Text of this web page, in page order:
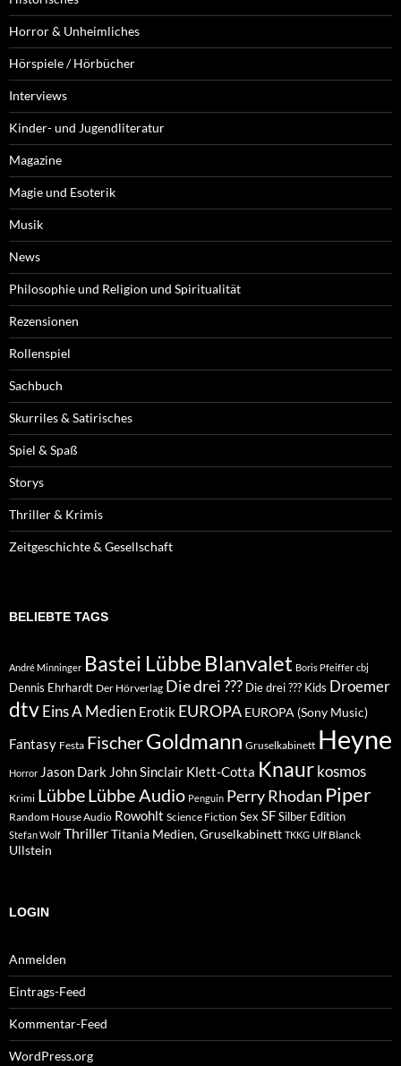
Horror & Unheimliches
Hörspiele / Hörbücher
Interviews
Kinder- und Jugendliteratur
Magazine
Magie und Esoterik
Musik
News
Philosophie und Religion und Spiritualität
Rezensionen
Rollenspiel
Sachbuch
Skurriles & Satirisches
Spiel & Spaß
Storys
Thriller & Krimis
Zeitgeschichte & Gesellschaft
BELIEBTE TAGS
André Minninger Bastei Lübbe Blanvalet Boris Pfeiffer cbj
Dennis Ehrhardt Der Hörverlag Die drei ??? Die drei ??? Kids Droemer
dtvEins A Medien Erotik EUROPA EUROPA (Sony Music)
Fantasy Festa FischerGoldmann Gruselkabinett Heyne
Horror Jason Dark John Sinclair Klett-Cotta Knaur kosmos
Krimi LübbeLübbe Audio Penguin Perry Rhodan Piper
Random House Audio Rowohlt Science Fiction Sex SFSilber Edition
Stefan Wolf ThrillerTitania Medien, Gruselkabinett TKKG Ulf Blanck
Ullstein
LOGIN
Anmelden
Eintrags-Feed
Kommentar-Feed
WordPress.org